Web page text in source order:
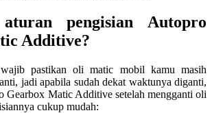
aturan pengisian Autopro
Additive?
pastikan oli matic mobil kamu masih
jadi apabila sudah dekat waktunya diganti,
Gearbox Matic Additive setelah mengganti oli
cukup mudah: